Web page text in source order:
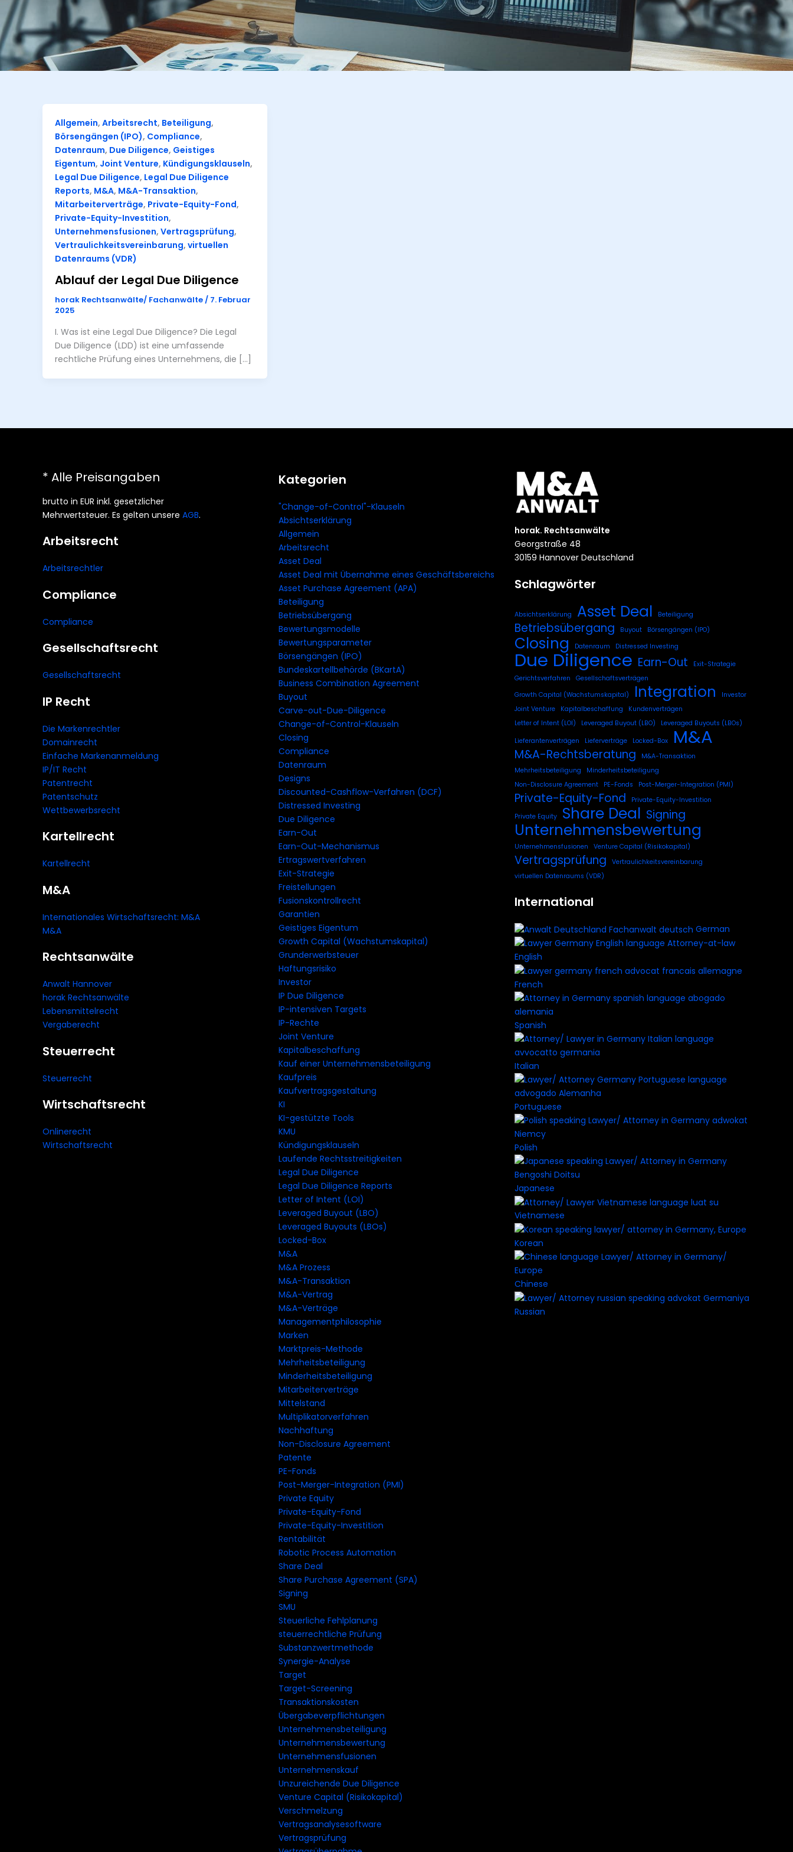
Allgemein, Arbeitsrecht, Beteiligung,
Börsengängen (IPO), Compliance,
Datenraum, Due Diligence, Geistiges
Eigentum, Joint Venture, Kündigungsklauseln,
Legal Due Diligence, Legal Due Diligence
Reports, M&A, M&A-Transaktion,
Mitarbeiterverträge, Private-Equity-Fond,
Private-Equity-Investition,
Unternehmensfusionen, Vertragsprüfung,
Vertraulichkeitsvereinbarung, virtuellen
Datenraums (VDR)
Ablauf der Legal Due Diligence
horak Rechtsanwälte/ Fachanwälte/ 7. Februar
2025
I. Was ist eine Legal Due Diligence? Die Legal
Due Diligence (LDD) ist eine umfassende
rechtliche Prüfung eines Unternehmens, die […]
* Alle Preisangaben
brutto in EUR inkl. gesetzlicher
Mehrwertsteuer. Es gelten unsere AGB.
Arbeitsrecht
Arbeitsrechtler
Compliance
Compliance
Gesellschaftsrecht
Gesellschaftsrecht
IP Recht
Die Markenrechtler
Domainrecht
Einfache Markenanmeldung
IP/IT Recht
Patentrecht
Patentschutz
Wettbewerbsrecht
Kartellrecht
Kartellrecht
M&A
Internationales Wirtschaftsrecht: M&A
M&A
Rechtsanwälte
Anwalt Hannover
horak Rechtsanwälte
Lebensmittelrecht
Vergaberecht
Steuerrecht
Steuerrecht
Wirtschaftsrecht
Onlinerecht
Wirtschaftsrecht
Kategorien
"Change-of-Control"-Klauseln
Absichtserklärung
Allgemein
Arbeitsrecht
Asset Deal
Asset Deal mit Übernahme eines Geschäftsbereichs
Asset Purchase Agreement (APA)
Beteiligung
Betriebsübergang
Bewertungsmodelle
Bewertungsparameter
Börsengängen (IPO)
Bundeskartellbehörde (BKartA)
Business Combination Agreement
Buyout
Carve-out-Due-Diligence
Change-of-Control-Klauseln
Closing
Compliance
Datenraum
Designs
Discounted-Cashflow-Verfahren (DCF)
Distressed Investing
Due Diligence
Earn-Out
Earn-Out-Mechanismus
Ertragswertverfahren
Exit-Strategie
Freistellungen
Fusionskontrollrecht
Garantien
Geistiges Eigentum
Growth Capital (Wachstumskapital)
Grunderwerbsteuer
Haftungsrisiko
Investor
IP Due Diligence
IP-intensiven Targets
IP-Rechte
Joint Venture
Kapitalbeschaffung
Kauf einer Unternehmensbeteiligung
Kaufpreis
Kaufvertragsgestaltung
KI
KI-gestützte Tools
KMU
Kündigungsklauseln
Laufende Rechtsstreitigkeiten
Legal Due Diligence
Legal Due Diligence Reports
Letter of Intent (LOI)
Leveraged Buyout (LBO)
Leveraged Buyouts (LBOs)
Locked-Box
M&A
M&A Prozess
M&A-Transaktion
M&A-Vertrag
M&A-Verträge
Managementphilosophie
Marken
Marktpreis-Methode
Mehrheitsbeteiligung
Minderheitsbeteiligung
Mitarbeiterverträge
Mittelstand
Multiplikatorverfahren
Nachhaftung
Non-Disclosure Agreement
Patente
PE-Fonds
Post-Merger-Integration (PMI)
Private Equity
Private-Equity-Fond
Private-Equity-Investition
Rentabilität
Robotic Process Automation
Share Deal
Share Purchase Agreement (SPA)
Signing
SMU
Steuerliche Fehlplanung
steuerrechtliche Prüfung
Substanzwertmethode
Synergie-Analyse
Target
Target-Screening
Transaktionskosten
Übergabeverpflichtungen
Unternehmensbeteiligung
Unternehmensbewertung
Unternehmensfusionen
Unternehmenskauf
Unzureichende Due Diligence
Venture Capital (Risikokapital)
Verschmelzung
Vertragsanalysesoftware
Vertragsprüfung
horak. Rechtsanwälte
Georgstraße 48
30159 Hannover Deutschland
Schlagwörter
Absichtserklärung Asset Deal Beteiligung
Betriebsübergang Buyout Börsengängen (IPO)
Closing Datenraum Distressed Investing
Due Diligence Earn-Out
Exit-Strategie
Gerichtsverfahren
Gesellschaftsverträgen
Growth Capital (Wachstumskapital)
Integration
Investor
Joint Venture
Kapitalbeschaffung
Kundenverträgen
Letter of Intent (LOI)
Leveraged Buyout (LBO)
Leveraged Buyouts (LBOs)
Lieferantenverträgen
Lieferverträge Locked-Box M&A
M&A-Rechtsberatung
M&A-Transaktion
Mehrheitsbeteiligung
Minderheitsbeteiligung
Non-Disclosure Agreement
PE-Fonds Post-Merger-Integration (PMI)
Private-Equity-Fond
Private-Equity-Investition
Private Equity
Share Deal Signing
Unternehmensbewertung
Unternehmensfusionen Venture Capital (Risikokapital)
Vertragsprüfung
Vertraulichkeitsvereinbarung
virtuellen Datenraums (VDR)
International
German
English
French
Spanish
Italian
Portuguese
Polish
Japanese
Vietnamese
Korean
Chinese
Russian